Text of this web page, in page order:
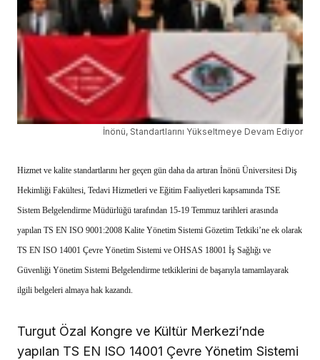
İnönü, Standartlarını Yükseltmeye Devam Ediyor
Hizmet ve kalite standartlarını her geçen gün daha da artıran İnönü Üniversitesi Diş
Hekimliği Fakültesi, Tedavi Hizmetleri ve Eğitim Faaliyetleri kapsamında TSE
Sistem Belgelendirme Müdürlüğü tarafından 15-19 Temmuz tarihleri arasında
yapılan TS EN ISO 9001:2008 Kalite Yönetim Sistemi Gözetim Tetkiki’ne ek olarak
TS EN ISO 14001 Çevre Yönetim Sistemi ve OHSAS 18001 İş Sağlığı ve
Güvenliği Yönetim Sistemi Belgelendirme tetkiklerini de başarıyla tamamlayarak
ilgili belgeleri almaya hak kazandı.
Turgut Özal Kongre ve Kültür Merkezi’nde
yapılan TS EN ISO 14001 Çevre Yönetim Sistemi